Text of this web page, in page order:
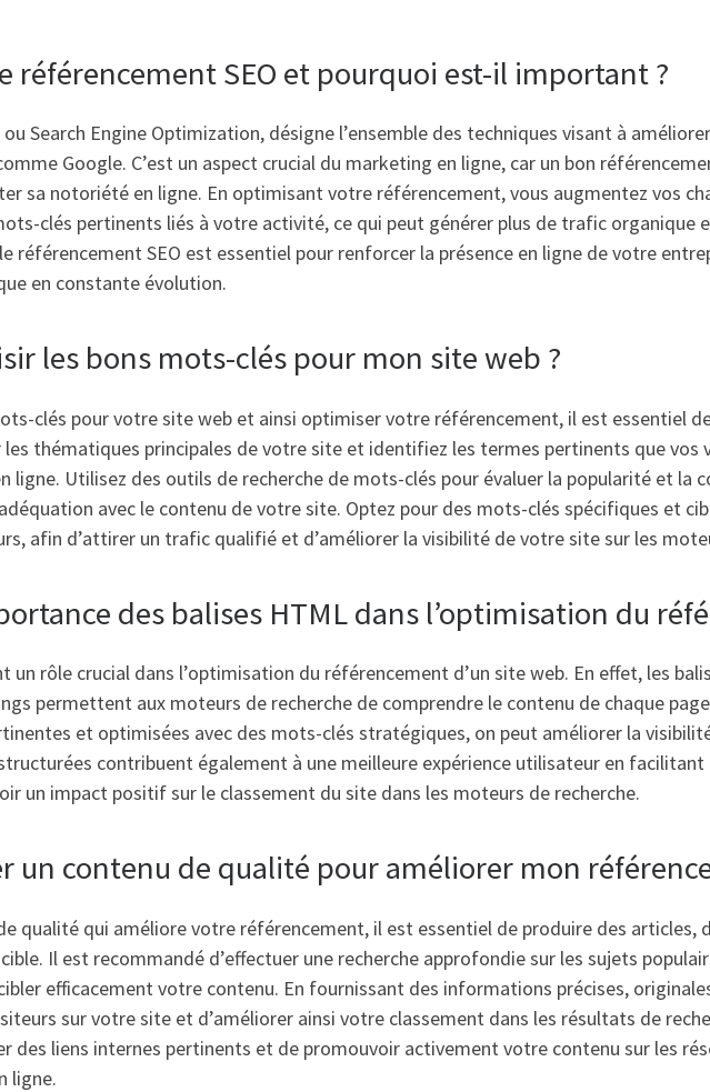
référencement SEO et pourquoi est-il important ?
Search Engine Optimization, désigne l’ensemble des techniques visant à
Google. C’est un aspect crucial du marketing en ligne, car un bon
sa notoriété en ligne. En optimisant votre référencement, vous augmentez vos
clés pertinents liés à votre activité, ce qui peut générer plus de trafic organique
référencement SEO est essentiel pour renforcer la présence en ligne de votre
en constante évolution.
les bons mots-clés pour mon site web ?
clés pour votre site web et ainsi optimiser votre référencement, il est essentiel
thématiques principales de votre site et identifiez les termes pertinents que vos
ligne. Utilisez des outils de recherche de mots-clés pour évaluer la popularité et
avec le contenu de votre site. Optez pour des mots-clés spécifiques et
afin d’attirer un trafic qualifié et d’améliorer la visibilité de votre site sur les
des balises HTML dans l’optimisation du
un rôle crucial dans l’optimisation du référencement d’un site web. En effet, les
permettent aux moteurs de recherche de comprendre le contenu de chaque
et optimisées avec des mots-clés stratégiques, on peut améliorer la
contribuent également à une meilleure expérience utilisateur en
un impact positif sur le classement du site dans les moteurs de recherche.
un contenu de qualité pour améliorer mon
qualité qui améliore votre référencement, il est essentiel de produire des articles,
Il est recommandé d’effectuer une recherche approfondie sur les sujets
efficacement votre contenu. En fournissant des informations précises,
sur votre site et d’améliorer ainsi votre classement dans les résultats de
des liens internes pertinents et de promouvoir activement votre contenu sur les
ligne.